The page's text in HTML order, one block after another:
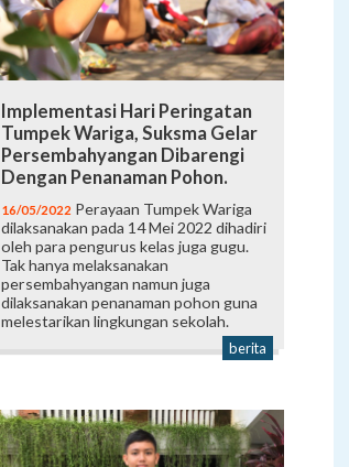
Implementasi Hari Peringatan
Tumpek Wariga, Suksma Gelar
Persembahyangan Dibarengi
Dengan Penanaman Pohon.
16/05/2022 Perayaan Tumpek Wariga
dilaksanakan pada 14 Mei 2022 dihadiri
oleh para pengurus kelas juga gugu.
Tak hanya melaksanakan
persembahyangan namun juga
dilaksanakan penanaman pohon guna
melestarikan lingkungan sekolah.
berita